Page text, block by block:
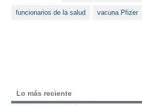
funcionarios de la salud vacuna Pfizer
Lo más reciente